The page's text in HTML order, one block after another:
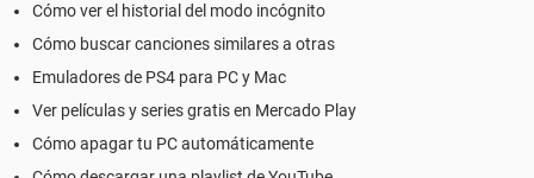
Cómo ver el historial del modo incógnito
Cómo buscar canciones similares a otras
Emuladores de PS4 para PC y Mac
Ver películas y series gratis en Mercado Play
Cómo apagar tu PC automáticamente